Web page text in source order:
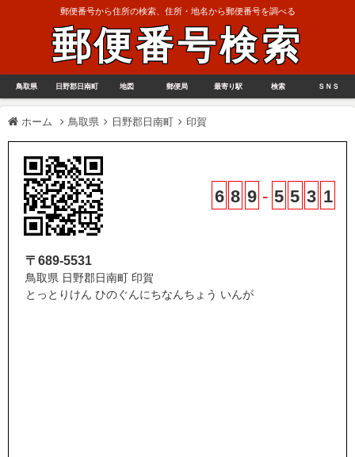
郵便番号から住所の検索、住所・地名から郵便番号を調べる
郵便番号検索
鳥取県 日野郡日南町 地図 郵便局 最寄り駅 検索 ＳＮＳ
ホーム 鳥取県 日野郡日南町 印賀
6 8 9 - 5 5 3 1
〒689-5531
鳥取県 日野郡日南町 印賀
とっとりけん ひのぐんにちなんちょう いんが